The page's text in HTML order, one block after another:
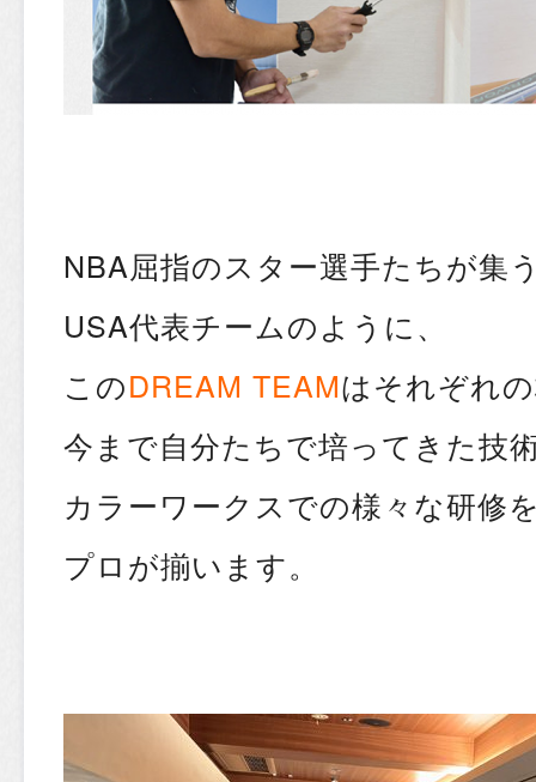
NBA屈指のスター選手たちが集
USA代表チームのように、
このDREAM TEAMはそれぞれ
今まで自分たちで培ってきた技
カラーワークスでの様々な研修
プロが揃います。